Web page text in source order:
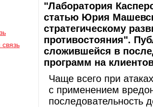
"Лаборатория
статью Юрия
стратегическому
противостояния".
сложившейся в
программ на
Чаще всего при
с применением
последовательность